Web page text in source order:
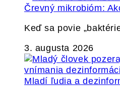
Črevný mikrobióm:
Keď sa povie
3. augusta 2026
Mladí ľudia a